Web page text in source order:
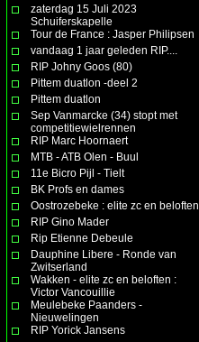
zaterdag 15 Juli 2023
Schuiferskapelle
Tour de France : Jasper Philipsen
vandaag 1 jaar geleden RIP....
RIP Johny Goos (80)
Pittem duatlon -deel 2
Pittem duatlon
Sep Vanmarcke (34) stopt met
competitiewielrennen
RIP Marc Hoornaert
MTB - ATB Olen - Buul
11e Bicro Pijl - Tielt
BK Profs en dames
Oostrozebeke : elite zc en beloften
RIP Gino Mader
Rip Etienne Debeule
Dauphine Libere - Ronde van
Zwitserland
Wakken - elite zc en beloften :
Victor Vancouillie
Meulebeke Paanders -
Nieuwelingen
RIP Yorick Jansens